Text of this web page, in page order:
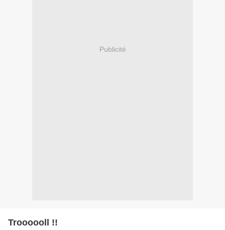
Publicité
Troooooll !!